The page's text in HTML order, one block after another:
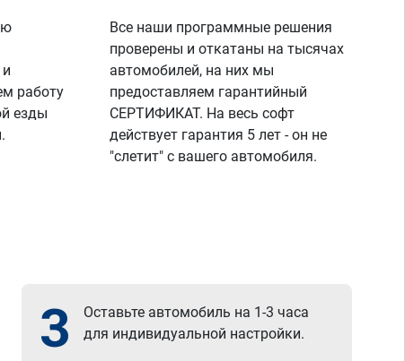
работу
езды
Все наши программные решения
проверены и откатаны на тысячах
автомобилей, на них мы
предоставляем гарантийный
СЕРТИФИКАТ. На весь софт
действует гарантия 5 лет - он не
"слетит" с вашего автомобиля.
3
Оставьте автомобиль на 1-3 часа
для индивидуальной настройки.